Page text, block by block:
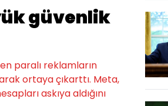
güvenlik
paralı reklamların
ortaya çıkarttı. Meta,
askıya aldığını